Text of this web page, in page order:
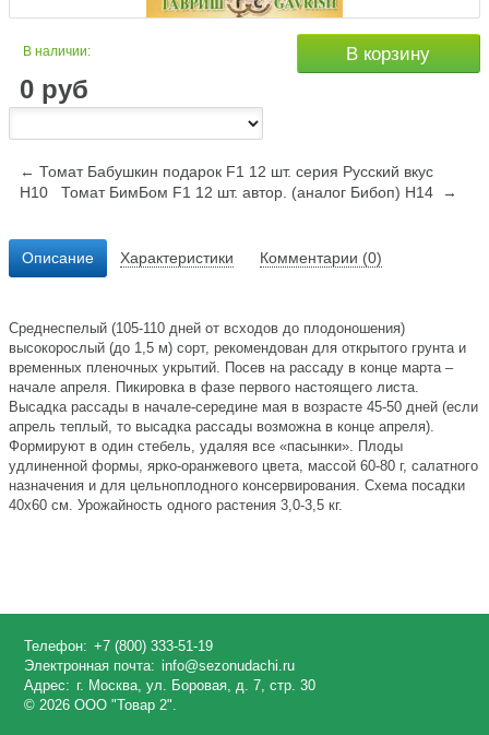
В наличии:
0 руб
В корзину
← Томат Бабушкин подарок F1 12 шт. серия Русский вкус
Н10
Томат БимБом F1 12 шт. автор. (аналог Бибоп) Н14 →
Описание Характеристики Комментарии (0)
Среднеспелый (105-110 дней от всходов до плодоношения)
высокорослый (до 1,5 м) сорт, рекомендован для открытого грунта и
временных пленочных укрытий. Посев на рассаду в конце марта –
начале апреля. Пикировка в фазе первого настоящего листа.
Высадка рассады в начале-середине мая в возрасте 45-50 дней (если
апрель теплый, то высадка рассады возможна в конце апреля).
Формируют в один стебель, удаляя все «пасынки». Плоды
удлиненной формы, ярко-оранжевого цвета, массой 60-80 г, салатного
назначения и для цельноплодного консервирования. Схема посадки
40х60 см. Урожайность одного растения 3,0-3,5 кг.
Телефон: +7 (800) 333-51-19
Электронная почта: info@sezonudachi.ru
Адрес: г. Москва, ул. Боровая, д. 7, стр. 30
© 2026 ООО "Товар 2".